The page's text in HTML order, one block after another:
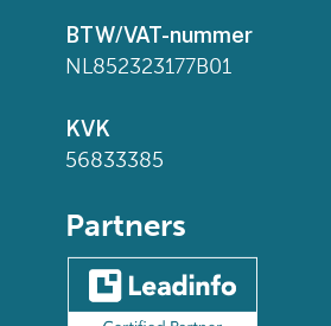
BTW/VAT-nummer
NL852323177B01
KVK
56833385
Partners